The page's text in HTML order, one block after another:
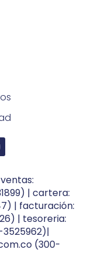
| cartera:
| facturación:
| tesoreria:
(300-